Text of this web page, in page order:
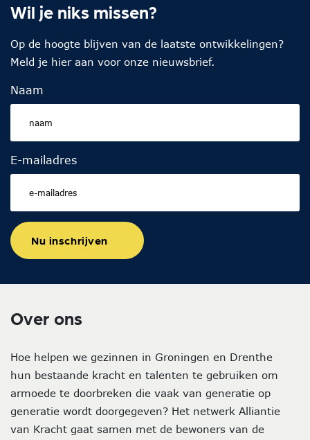
Wil je niks missen?
Op de hoogte blijven van de laatste ontwikkelingen?
Meld je hier aan voor onze nieuwsbrief.
Naam
E-mailadres
Nu inschrijven
Over ons
Hoe helpen we gezinnen in Groningen en Drenthe
hun bestaande kracht en talenten te gebruiken om
armoede te doorbreken die vaak van generatie op
generatie wordt doorgegeven? Het netwerk Alliantie
van Kracht gaat samen met de bewoners van de